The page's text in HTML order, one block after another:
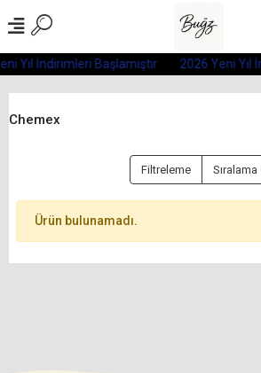
Yıl İndirimleri Başlamıştır 2026 Yeni Yıl
Chemex
Filtreleme Sıralama
Ürün bulunamadı.